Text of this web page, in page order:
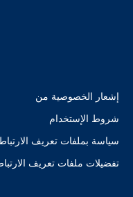
إشعار الخصوصية من
شروط الإستخدام
سياسة بملفات تعريف الارتباط
تفضيلات ملفات تعريف الارتباط